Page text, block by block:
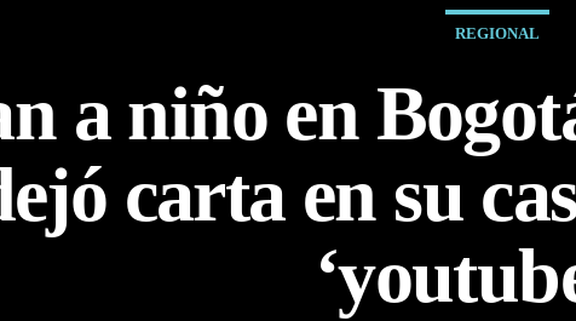
REGIONAL
a niño en
carta en su